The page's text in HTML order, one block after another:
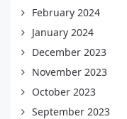
February 2024
January 2024
December 2023
November 2023
October 2023
September 2023